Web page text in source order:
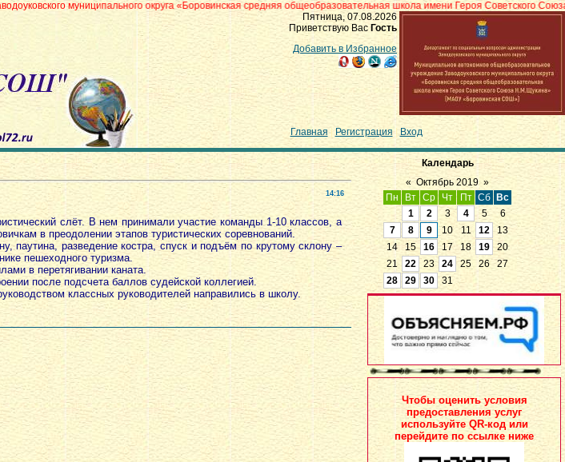
округа «Боровинская средняя общеобразовательная школа имени Героя Советского Союза
Пятница, 07.08.2026
Приветствую Вас Гость
Добавить в Избранное
Главная Регистрация Вход
14:16
слёт. В нем принимали участие команды 1-10 классов, а
в преодолении этапов туристических соревнований.
паутина, разведение костра, спуск и подъём по крутому склону –
пешеходного туризма.
в перетягивании каната.
после подсчета баллов судейской коллегией.
классных руководителей направились в школу.
Календарь
« Октябрь 2019 »
Пн
Вт Ср Чт Пт Сб
Вс
1
2 3 4 5
6
7
8 9 10 11 12
13
14
15 16 17 18 19
20
21
22 23 24 25 26
27
28
29 30 31
Чтобы оценить условия
предоставления услуг
используйте QR-код или
перейдите по ссылке ниже